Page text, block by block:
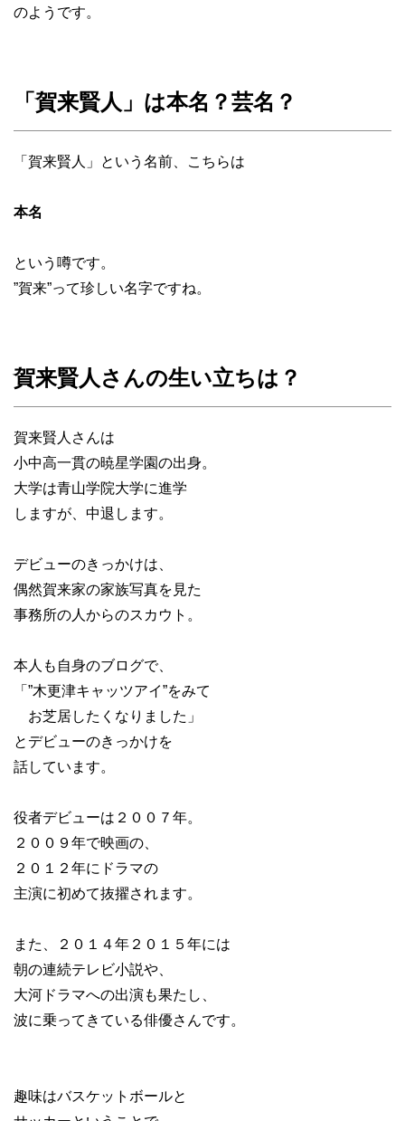
のようです。
「賀来賢人」は本名？芸名？
「賀来賢人」という名前、こちらは
本名
という噂です。
”賀来”って珍しい名字ですね。
賀来賢人さんの生い立ちは？
賀来賢人さんは
小中高一貫の暁星学園の出身。
大学は青山学院大学に進学
しますが、中退します。
デビューのきっかけは、
偶然賀来家の家族写真を見た
事務所の人からのスカウト。
本人も自身のブログで、
「”木更津キャッツアイ”をみて
お芝居したくなりました」
とデビューのきっかけを
話しています。
役者デビューは２００７年。
２００９年で映画の、
２０１２年にドラマの
主演に初めて抜擢されます。
また、２０１４年２０１５年には
朝の連続テレビ小説や、
大河ドラマへの出演も果たし、
波に乗ってきている俳優さんです。
趣味はバスケットボールと